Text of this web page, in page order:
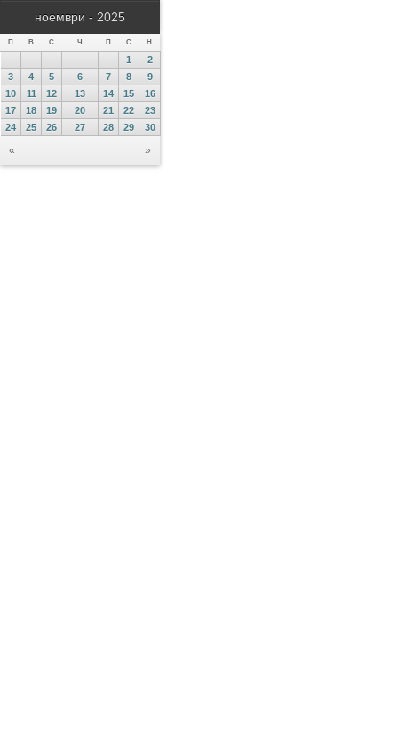
ноември - 2025
П В С Ч П С Н
« »
1
2
3
4 5 6 7 8
9
10
11 12 13 14 15
16
17
18 19 20 21 22
23
24
25 26 27 28 29 30